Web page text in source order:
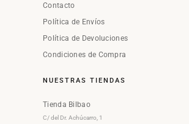
Contacto
Política de Envíos
Política de Devoluciones
Condiciones de Compra
NUESTRAS TIENDAS
Tienda Bilbao
C/ del Dr. Achúcarro, 1